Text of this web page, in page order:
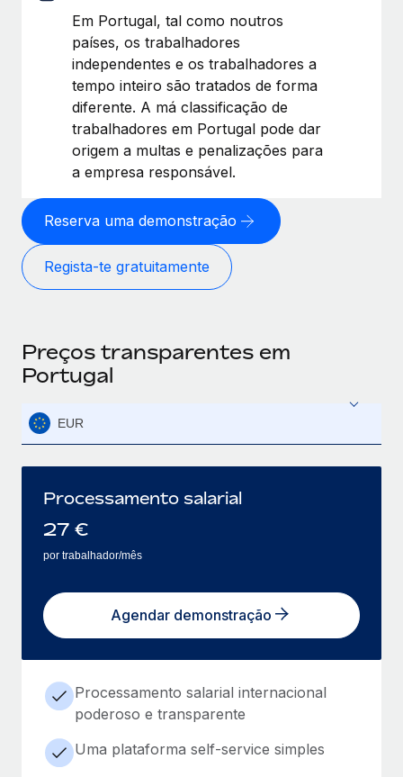
Em Portugal, tal como noutros
países, os trabalhadores
independentes e os trabalhadores a
tempo inteiro são tratados de forma
diferente. A má classificação de
trabalhadores em Portugal pode dar
origem a multas e penalizações para
a empresa responsável.
Reserva uma demonstração
Regista-te gratuitamente
Preços transparentes em
Portugal
EUR
Processamento salarial
27 €
por trabalhador/mês
Agendar demonstração
Processamento salarial internacional
poderoso e transparente
Uma plataforma self-service simples